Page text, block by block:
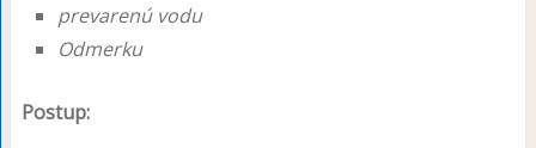
prevarenú vodu
Odmerku
Postup: